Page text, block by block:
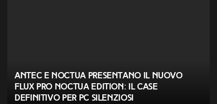
Antec e Noctua presentano il nuovo
Flux Pro Noctua Edition: il case
definitivo per PC silenziosi